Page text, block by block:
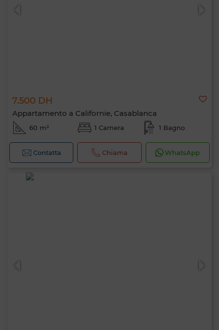
7.500 DH
Appartamento a Californie, Casablanca
60 m² 1 Camera 1 Bagno
Contatta Chiama WhatsApp